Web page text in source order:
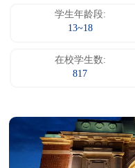
学生年龄段:
13~18
在校学生数:
817